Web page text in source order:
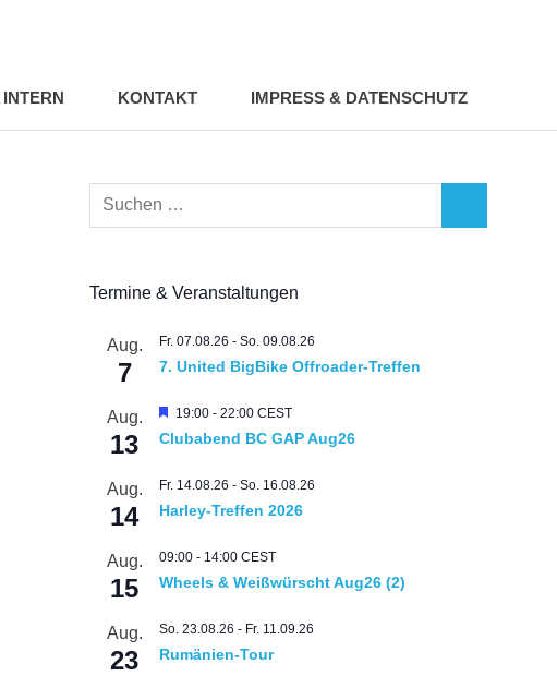
INTERN KONTAKT IMPRESS & DATENSCHUTZ
Suchen
Termine & Veranstaltungen
Aug.
7
Fr. 07.08.26 -So. 09.08.26
7. United BigBike Offroader-Treffen
Aug.
13
Hervorgehoben
19:00 -22:00 CEST
Clubabend BC GAP Aug26
Aug.
14
Fr. 14.08.26 -So. 16.08.26
Harley-Treffen 2026
Aug.
15
09:00 - 14:00 CEST
Wheels & Weißwürscht Aug26 (2)
Aug.
23
So. 23.08.26 - Fr. 11.09.26
Rumänien-Tour